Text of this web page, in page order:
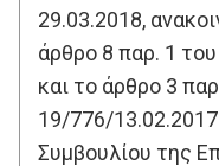
29.03.2018,
άρθρο 8 παρ. 1
και το άρθρο 3
19/776/13.02.2017
Συμβουλίου της